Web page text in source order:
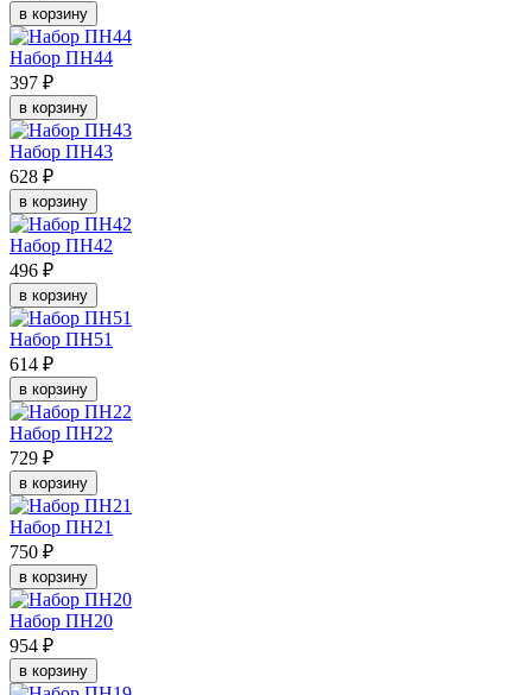
в корзину
Набор ПН44
397 ₽
в корзину
Набор ПН43
628 ₽
в корзину
Набор ПН42
496 ₽
в корзину
Набор ПН51
614 ₽
в корзину
Набор ПН22
729 ₽
в корзину
Набор ПН21
750 ₽
в корзину
Набор ПН20
954 ₽
в корзину